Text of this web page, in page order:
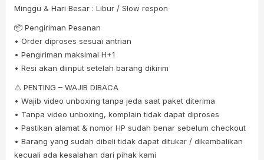
Minggu & Hari Besar : Libur / Slow respon
📦 Pengiriman Pesanan
• Order diproses sesuai antrian
• Pengiriman maksimal H+1
• Resi akan diinput setelah barang dikirim
⚠️ PENTING – WAJIB DIBACA
• Wajib video unboxing tanpa jeda saat paket diterima
• Tanpa video unboxing, komplain tidak dapat diproses
• Pastikan alamat & nomor HP sudah benar sebelum checkout
• Barang yang sudah dibeli tidak dapat ditukar / dikembalikan
kecuali ada kesalahan dari pihak kami